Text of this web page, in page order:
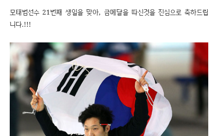
모태범선수 21번째 생일을 맞아, 금메달을 따신것을 진심으로 축하드립
니다.!!!